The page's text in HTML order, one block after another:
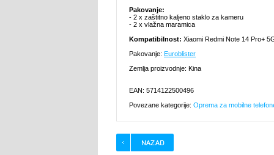
Pakovanje:
- 2 x zaštitno kaljeno staklo za kameru
- 2 x vlažna maramica
Kompatibilnost: Xiaomi Redmi Note 14 Pro+
Pakovanje: Euroblister
Zemlja proizvodnje: Kina
EAN: 5714122500496
Povezane kategorije: Oprema za mobilne